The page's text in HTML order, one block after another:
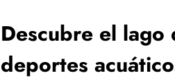
Descubre el
deportes